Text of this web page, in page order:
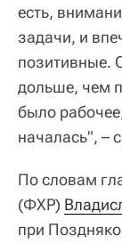
есть,
задачи, и
позитивные.
дольше, чем
было
началась", –
По словам
(ФХР)
при